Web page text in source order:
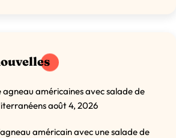
agneau américaines avec salade de
août 4, 2026
américain avec une salade de